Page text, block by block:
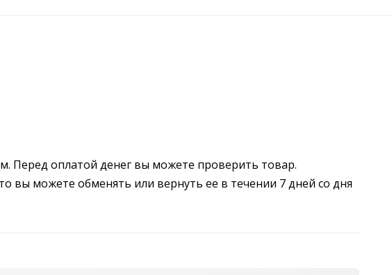
Перед оплатой денег вы можете проверить товар.
вы можете обменять или вернуть ее в течении 7 дней со дня